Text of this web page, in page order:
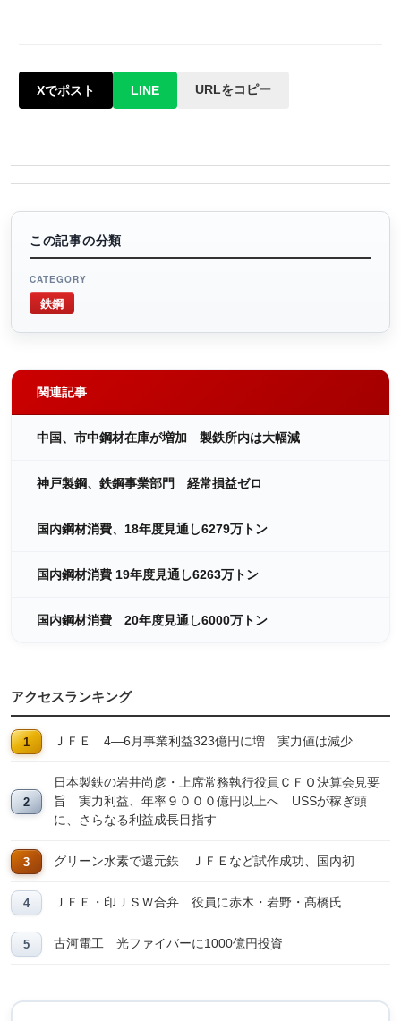
Xでポスト LINE URLをコピー
この記事の分類
CATEGORY
鉄鋼
関連記事
中国、市中鋼材在庫が増加 製鉄所内は大幅減
神戸製鋼、鉄鋼事業部門 経常損益ゼロ
国内鋼材消費、18年度見通し6279万トン
国内鋼材消費 19年度見通し6263万トン
国内鋼材消費 20年度見通し6000万トン
アクセスランキング
ＪＦＥ 4―6月事業利益323億円に増 実力値は減少
日本製鉄の岩井尚彦・上席常務執行役員ＣＦＯ決算会見要
旨 実力利益、年率９０００億円以上へ USSが稼ぎ頭
に、さらなる利益成長目指す
グリーン水素で還元鉄 ＪＦＥなど試作成功、国内初
ＪＦＥ・印ＪＳＷ合弁 役員に赤木・岩野・髙橋氏
古河電工 光ファイバーに1000億円投資